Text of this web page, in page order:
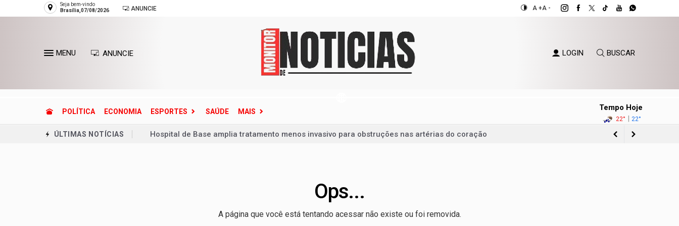
Seja bem-vindo
Brasília,07/08/2026
ANUNCIE A +A -
MENU ANUNCIE LOGIN BUSCAR
POLÍTICA ECONOMIA ESPORTES SAÚDE MAIS Tempo Hoje
22° | 22°
ÚLTIMAS NOTÍCIAS
Hospital de Base amplia tratamento menos invasivo para obstruções nas artérias do coração
Copa do Brasil pode reunir apenas campeões nas quartas de final
Dívida pública cresce por causa dos juros, não dos gastos, afirma Dario Durigan
Ops...
A página que você está tentando acessar não existe ou foi removida.